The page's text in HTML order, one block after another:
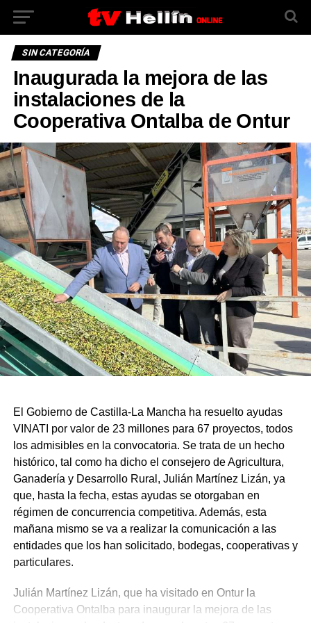
SIN CATEGORÍA
Inaugurada la mejora de las
instalaciones de la
Cooperativa Ontalba de Ontur
El Gobierno de Castilla-La Mancha ha resuelto ayudas
VINATI por valor de 23 millones para 67 proyectos, todos
los admisibles en la convocatoria. Se trata de un hecho
histórico, tal como ha dicho el consejero de Agricultura,
Ganadería y Desarrollo Rural, Julián Martínez Lizán, ya
que, hasta la fecha, estas ayudas se otorgaban en
régimen de concurrencia competitiva. Además, esta
mañana mismo se va a realizar la comunicación a las
entidades que los han solicitado, bodegas, cooperativas y
particulares.
Julián Martínez Lizán, que ha visitado en Ontur la
Cooperativa Ontalba para inaugurar la mejora de las